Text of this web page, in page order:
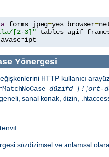
forms jpeg=yes browser=
[2-3]"
Yönergesi
HTTP kullanıcı
düzifd [!]ort-
sanal konak, dizin,
sözdizimsel ve anlamsal